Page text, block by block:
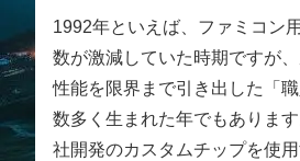
1992年といえば、ファミコン
数が激減していた時期ですが
性能を限界まで引き出した「
数多く生まれた年でもありま
社開発のカスタムチップを使